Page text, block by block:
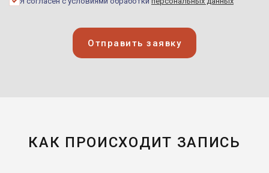
Отправить заявку
КАК ПРОИСХОДИТ ЗАПИСЬ